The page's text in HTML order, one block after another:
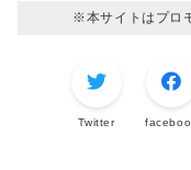
※本サイトはプロ
Twitter